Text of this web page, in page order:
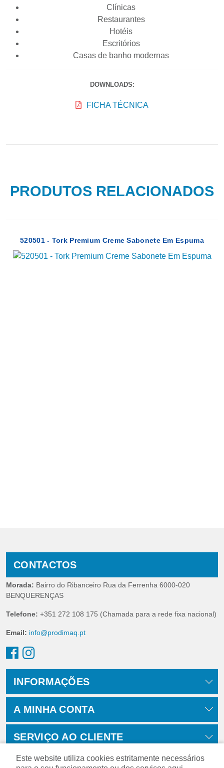
Clínicas
Restaurantes
Hotéis
Escritórios
Casas de banho modernas
DOWNLOADS:
FICHA TÉCNICA
PRODUTOS RELACIONADOS
520501 - Tork Premium Creme Sabonete Em Espuma
CONTACTOS
Morada: Bairro do Ribanceiro Rua da Ferrenha 6000-020
BENQUERENÇAS
Telefone: +351 272 108 175 (Chamada para a rede fixa nacional)
Email: info@prodimaq.pt
INFORMAÇÕES
A MINHA CONTA
SERVIÇO AO CLIENTE
Este website utiliza cookies estritamente necessários